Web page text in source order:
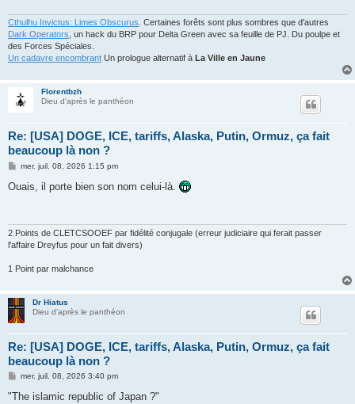
Cthulhu Invictus: Limes Obscurus. Certaines forêts sont plus sombres que d'autres
Dark Operators, un hack du BRP pour Delta Green avec sa feuille de PJ. Du poulpe et
des Forces Spéciales.
Un cadavre encombrant Un prologue alternatif à La Ville en Jaune
Florentbzh
Dieu d'après le panthéon
Re: [USA] DOGE, ICE, tariffs, Alaska, Putin, Ormuz, ça fait
beaucoup là non ?
M
s
mer. juil. 08, 2026 1:15 pm
Ouais, il porte bien son nom celui-là.
2 Points de CLETCSOOEF par fidélité conjugale (erreur judiciaire qui ferait passer
l'affaire Dreyfus pour un fait divers)
1 Point par malchance
Dr Hiatus
Dieu d'après le panthéon
Re: [USA] DOGE, ICE, tariffs, Alaska, Putin, Ormuz, ça fait
beaucoup là non ?
M
s
mer. juil. 08, 2026 3:40 pm
"The islamic republic of Japan ?"